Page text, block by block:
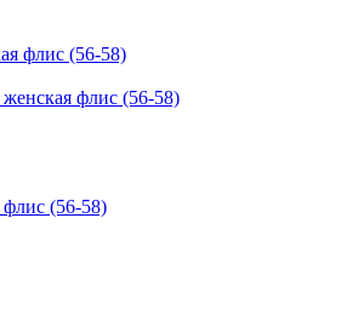
флис (56-58)
(56-58)